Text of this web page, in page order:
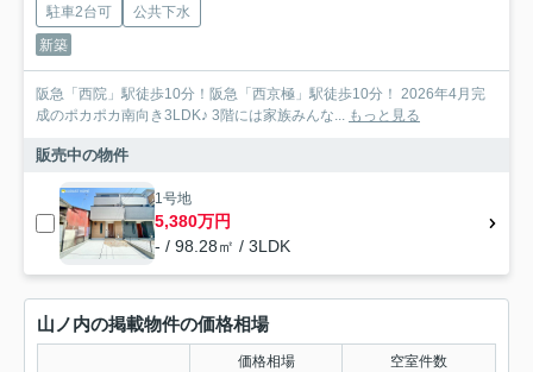
駐車2台可
公共下水
新築
阪急「西院」駅徒歩10分！阪急「西京極」駅徒歩10分！ 2026年4月完
成のポカポカ南向き3LDK♪ 3階には家族みんな... もっと見る
販売中の物件
1号地
5,380万円
- / 98.28㎡ / 3LDK
山ノ内の掲載物件の価格相場
価格相場 空室件数